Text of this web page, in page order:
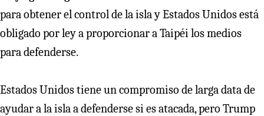
para obtener el control de la isla y Estados Unidos está
obligado por ley a proporcionar a Taipéi los medios
para defenderse.
Estados Unidos tiene un compromiso de larga data de
ayudar a la isla a defenderse si es atacada, pero Trump